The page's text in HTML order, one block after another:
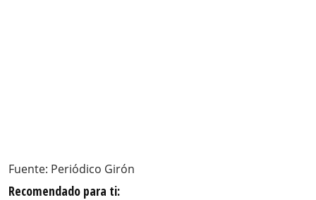
Fuente: Periódico Girón
Recomendado para ti: